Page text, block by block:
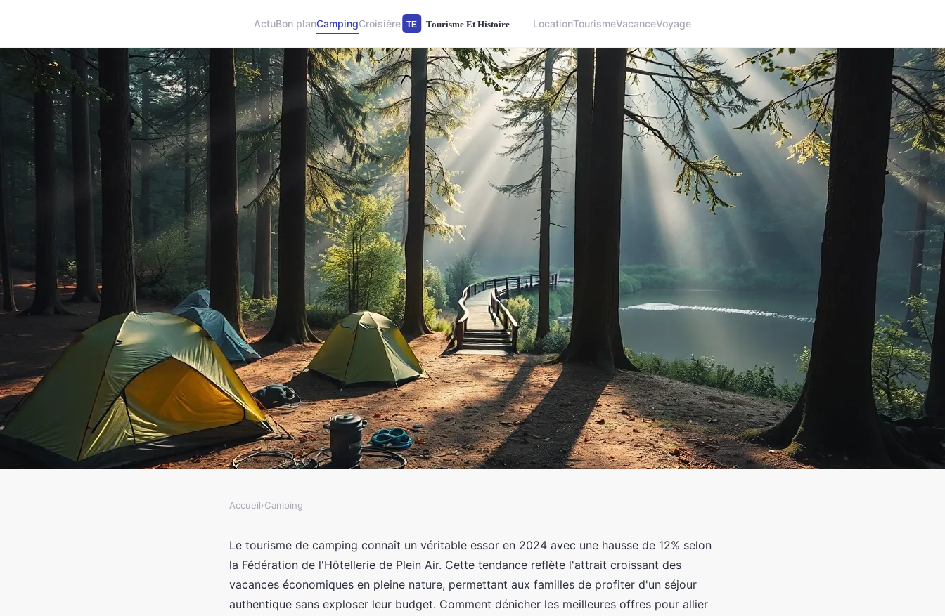
ActuBon planCampingCroisière LocationTourismeVacanceVoyage
Camping pas cher : vos vacances à petit
prix en pleine nature !
Accueil›Camping
Le tourisme de camping connaît un véritable essor en 2024 avec une hausse de 12% selon
la Fédération de l'Hôtellerie de Plein Air. Cette tendance reflète l'attrait croissant des
vacances économiques en pleine nature, permettant aux familles de profiter d'un séjour
authentique sans exploser leur budget. Comment dénicher les meilleures offres pour allier